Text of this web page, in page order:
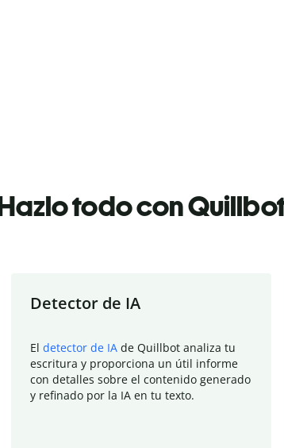
todo con
Detector de IA
El detector de IA de Quillbot analiza tu
escritura y proporciona un útil informe
con detalles sobre el contenido generado
y refinado por la IA en tu texto.